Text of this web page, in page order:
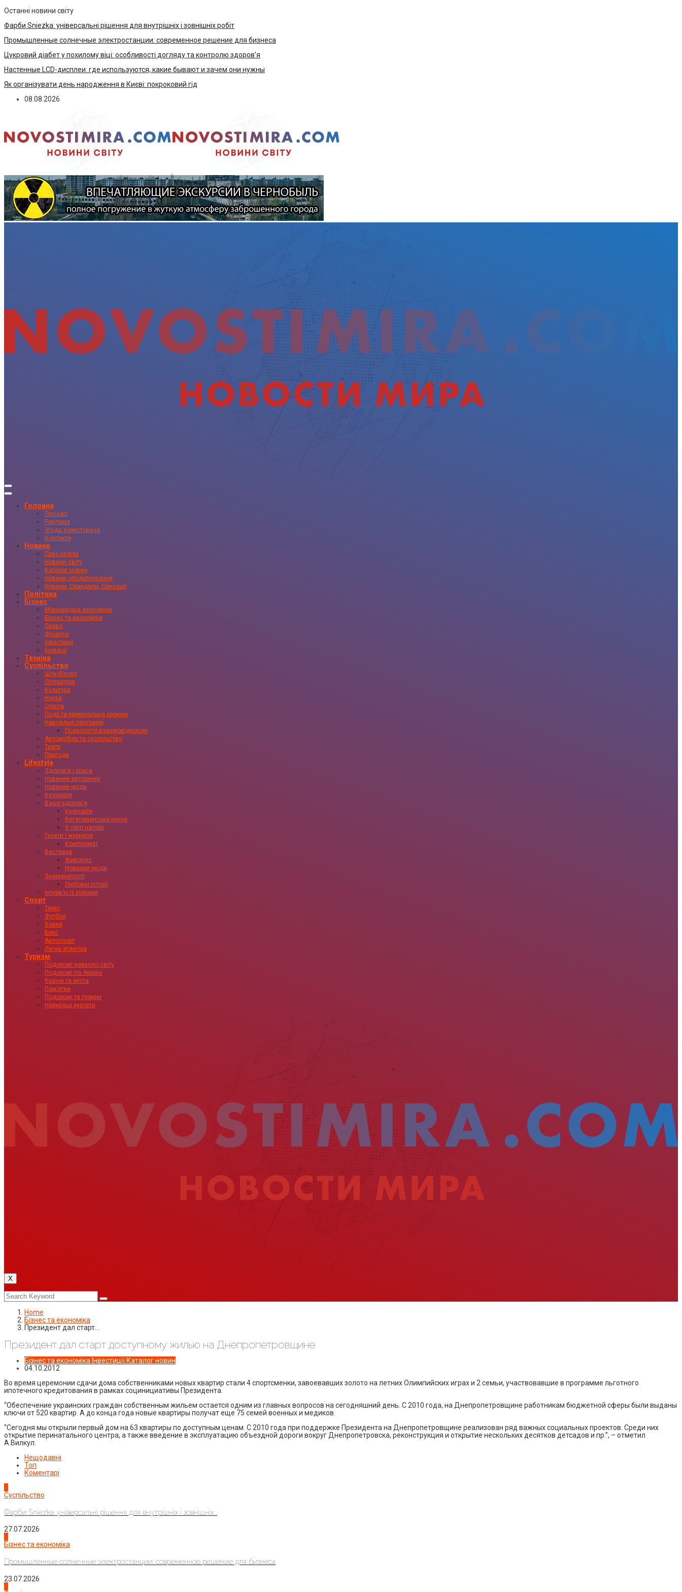
Останні новини світу
Фарби Sniezka: універсальні рішення для внутрішніх і зовнішніх робіт
Промышленные солнечные электростанции: современное решение для бизнеса
Цукровий діабет у похилому віці: особливості догляду та контролю здоров’я
Настенные LCD-дисплеи: где используются, какие бывают и зачем они нужны
Як організувати день народження в Києві: покроковий гід
08.08.2026
Головна
Про нас
Реклама
Угода користувача
Контакти
Новини
Прес-релізи
Новини світу
Каталог новин
Новини оподаткування
Новини, Скандали, Сенсації
Політика
Бізнес
Міжнародна економіка
Бізнес та економіка
Право
Фінанси
Інвестиції
Іновації
Техніка
Суспільство
Шоу-бізнес
Література
Культура
Наука
Освіта
Події та кримінальна хроніка
Навчальні програми
Психологія взаємовідносин
Автомобіль та суспільство
Театр
Пригоди
Lifestyle
Здоровʼя і краса
Новинки авторинку
Новинки моди
Кулінарія
Ваше здоровʼя
Кулінарія
Вегетаріанська кухня
У світі напоїв
Газети і журнали
Компромат
Виставка
Живопис
Новинки моди
Знаменитості
Любовні історії
Інтервʼю із зірками
Спорт
Теніс
Футбол
Хокей
Бокс
Автоспорт
Легка атлетіка
Туризм
Подорожі навколо світу
Подорожі по Україні
Країни та міста
Пам’ятки
Подорожі та туризм
Найкращі курорти
X
Home
Бізнес та економіка
Президент дал старт…
Президент дал старт доступному жилью на Днепропетровщине
Бізнес та економіка Інвестиції Каталог новин
04.10.2012
Во время церемонии сдачи дома собственниками новых квартир стали 4 спортсменки, завоевавших золото на летних Олимпийских играх и 2 семьи, участвовавшие в программе льготного
ипотечного кредитования в рамках социнициативы Президента.
“Обеспечение украинских граждан собственным жильем остается одним из главных вопросов на сегодняшний день. С 2010 года, на Днепропетровщине работникам бюджетной сферы были выданы
ключи от 520 квартир. А до конца года новые квартиры получат еще 75 семей военных и медиков.
“Сегодня мы открыли первый дом на 63 квартиры по доступным ценам. С 2010 года при поддержке Президента на Днепропетровщине реализован ряд важных социальных проектов. Среди них
открытие перинатального центра, а также введение в эксплуатацию объездной дороги вокруг Днепропетровска, реконструкция и открытие нескольких десятков детсадов и пр.”, – отметил
А.Вилкул.
Нещодавні
Топ
Коментарі
Суспільство
Фарби Sniezka: універсальні рішення для внутрішніх і зовнішніх...
27.07.2026
Бізнес та економіка
Промышленные солнечные электростанции: современное решение для бизнеса
23.07.2026